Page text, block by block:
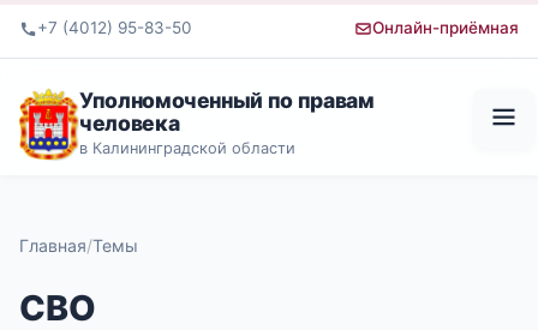
+7 (4012) 95-83-50 Онлайн-приёмная
Уполномоченный по правам
человека
в Калининградской области
Главная Темы
СВО